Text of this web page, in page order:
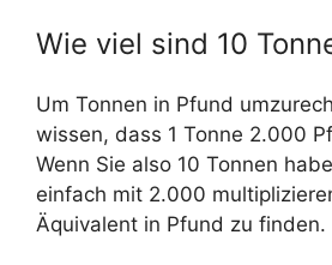
Wie viel sind 10
Um Tonnen in Pfund
wissen, dass 1 Tonne 2.000
Wenn Sie also 10 Tonnen
einfach mit 2.000
Äquivalent in Pfund zu finden.